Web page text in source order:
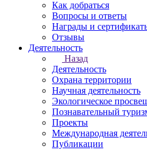
Как добраться
Вопросы и ответы
Награды и
Отзывы
Деятельность
Назад
Деятельность
Охрана территории
Научная деятельность
Экологическое
Познавательный
Проекты
Международная
Публикации